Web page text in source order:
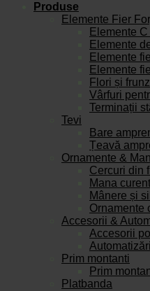
Produse
Elemente Fier
Elemente
Elemente
Elemente
Elemente
Flori și
Vârfuri
Terminații
Tevi
Bare
Țeavă
Ornamente &
Cercuri din
Mana
Mânere și
Ornamente
Accesorii &
Accesorii
Prim montanti
Prim
Platbanda